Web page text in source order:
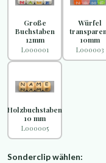
Große
Buchstaben
12mm
L000001
Würfel
10mm
L000003
Holzbuchstaben
10 mm
L000005
Sonderclip wählen: